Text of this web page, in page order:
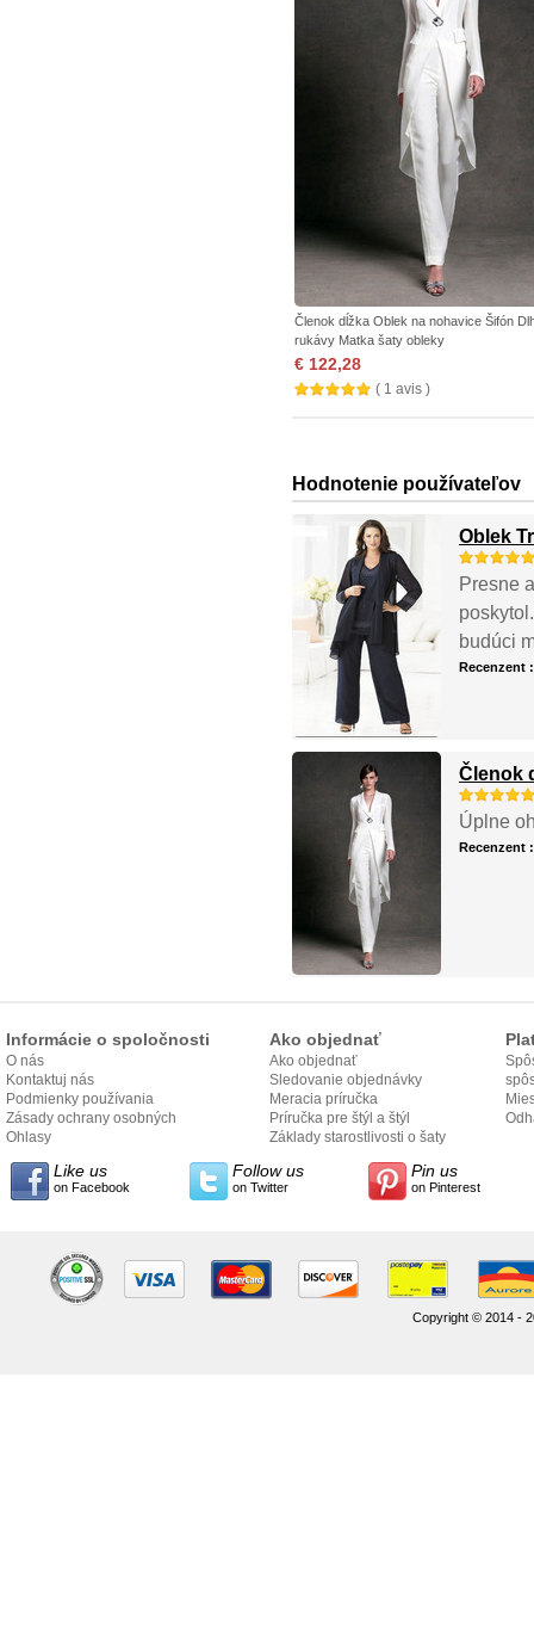
Členok dĺžka Oblek na nohavice Šifón
rukávy Matka šaty obleky
€ 122,28
( 1 avis )
Hodnotenie používateľov
Oblek
Presne
budúci
Recenzent
Členok
Úplne
Recenzent
Informácie o spoločnosti
O nás
Kontaktuj nás
Podmienky používania
Zásady ochrany osobných
údajov
Ohlasy
Ako objednať
Ako objednať
Sledovanie objednávky
Meracia príručka
Príručka pre štýl a štýl
Základy starostlivosti o šaty
Like us
on Facebook
Follow us
on Twitter
Pin us
on Pinterest
Copyright © 2014 -